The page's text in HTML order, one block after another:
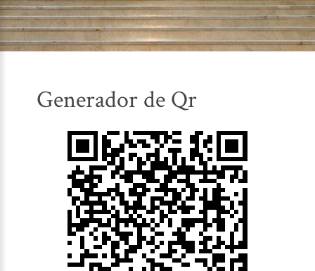
Generador de Qr